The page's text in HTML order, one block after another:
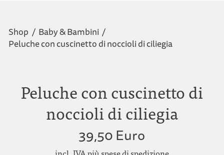
Shop / Baby & Bambini /
Peluche con cuscinetto di noccioli di ciliegia
Peluche con cuscinetto di
noccioli di ciliegia
39,50 Euro